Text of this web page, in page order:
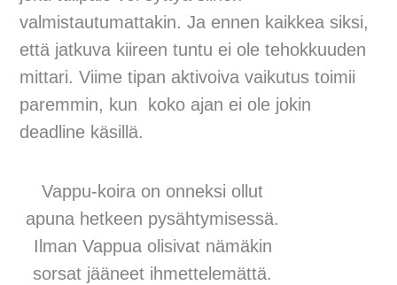
valmistautumattakin. Ja ennen kaikkea siksi,
että jatkuva kiireen tuntu ei ole tehokkuuden
mittari. Viime tipan aktivoiva vaikutus toimii
paremmin, kun koko ajan ei ole jokin
deadline käsillä.
Vappu-koira on onneksi ollut
apuna hetkeen pysähtymisessä.
Ilman Vappua olisivat nämäkin
sorsat jääneet ihmettelemättä.